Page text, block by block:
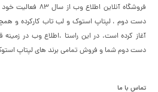
فروشگاه آنلاین
دست دوم ، لپتاپ استوک و لب تاب کارکرده و
آغاز کرده است. در این راستا ،‌اطلاع وب در
دست دوم شما و فروش تمامی برند های لپتاپ
تماس با ما